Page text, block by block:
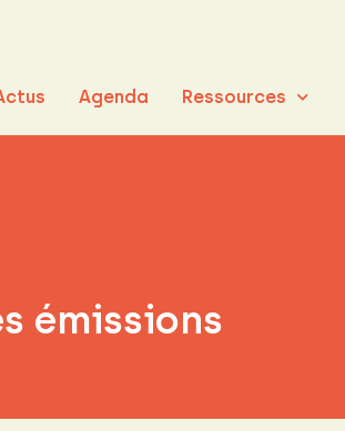
Agenda Ressources
émissions